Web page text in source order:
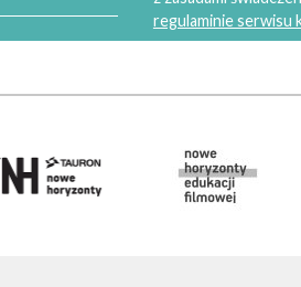
regulaminie serwisu